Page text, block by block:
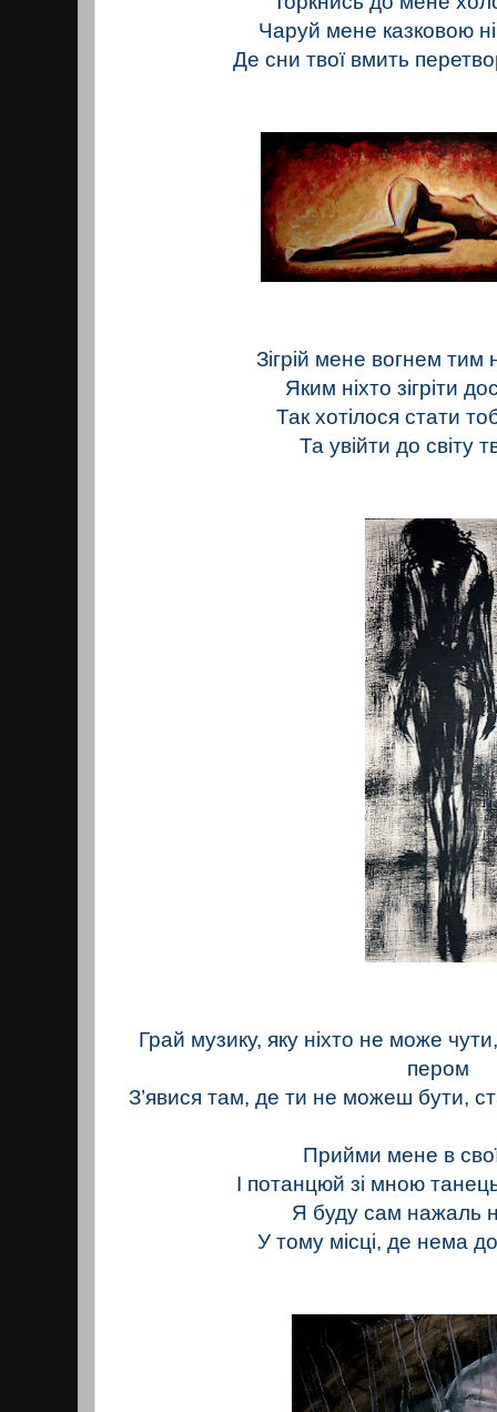
Чаруй мене казковою
Де сни твої вмить
Зігрій мене вогнем тим
Яким ніхто зігріти
Так хотілося стати
Та увійти до світу
Грай музику, яку ніхто не може
пером
З’явися там, де ти не можеш бути,
Прийми мене в
І потанцюй зі мною
Я буду сам нажаль
У тому місці, де нема